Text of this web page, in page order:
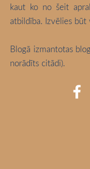
kaut ko no šeit
atbildība. Izvēlies būt
Blogā izmantotas
norādīts citādi).